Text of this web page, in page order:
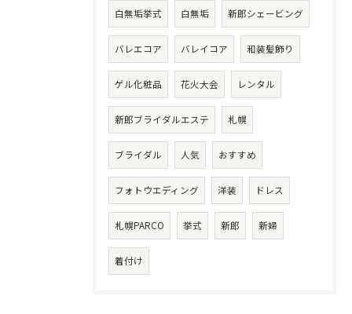
白無垢挙式 白無垢 新郎シェービング
バレエコア バレイコア 和装髪飾り
ゲル化粧品 花火大会 レンタル
新郎ブライダルエステ 札幌
ブライダル 人気 おすすめ
フォトウエディング 洋装 ドレス
札幌PARCO 挙式 新郎 新婦
着付け